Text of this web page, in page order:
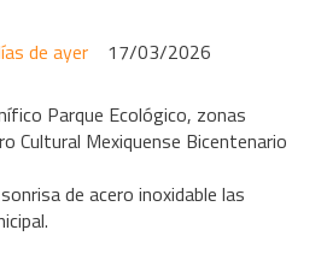
de ayer 17/03/2026
Parque Ecológico, zonas
Cultural Mexiquense Bicentenario
de acero inoxidable las